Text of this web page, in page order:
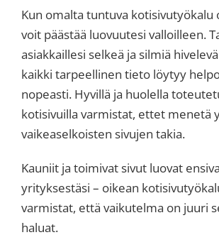
Kun omalta tuntuva kotisivutyökalu
voit päästää luovuutesi valloilleen.
asiakkaillesi selkeä ja silmiä
kaikki tarpeellinen tieto löytyy
nopeasti. Hyvillä ja huolella
kotisivuilla varmistat, ettet menetä
vaikeaselkoisten sivujen takia.
Kauniit ja toimivat sivut luovat
yrityksestäsi – oikean
varmistat, että vaikutelma on juuri
haluat.